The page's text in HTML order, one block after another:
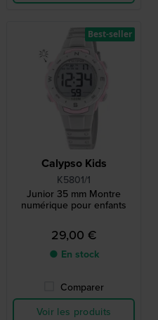
Calypso Kids
K5801/1
Junior 35 mm Montre
numérique pour enfants
29,00 €
● En stock
Comparer
Voir les produits
Best-seller